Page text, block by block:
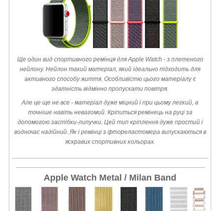
Ще один вид спортивного ремінця для Apple Watch - з плетеного
нейлону. Нейлон такий матеріал, який ідеально підходить для
активного способу життя. Особливістю цього матеріалу є
здатність відмінно пропускати повітря.
Але це ще не все - матеріал дуже міцний і при цьому легкий, а
точніше навіть невагомий. Кріпиться ремінець на руці за
допомогою застібки-липучки. Цей тип кріплення дуже простий і
водночас надійний. Як і ремінці з фтореластомера випускаються в
яскравих спортивних кольорах.
Apple Watch Metal / Milan Band